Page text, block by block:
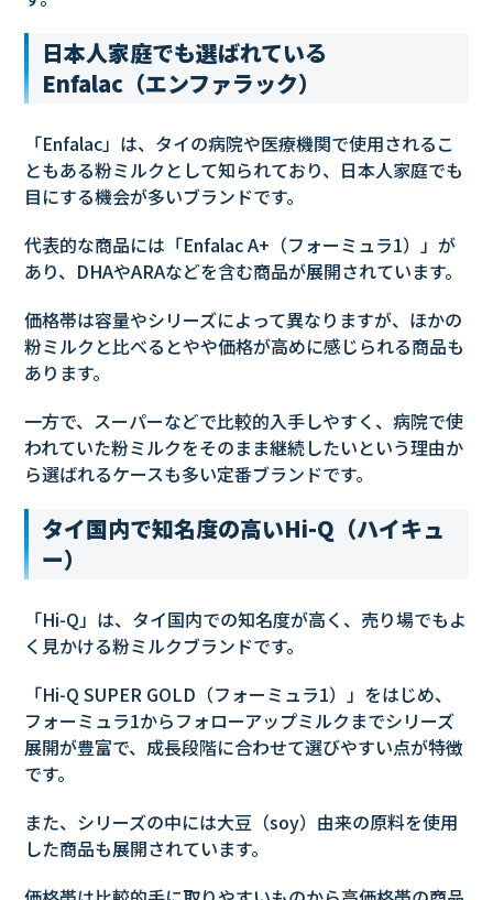
日本人家庭でも選ばれている
Enfalac（エンファラック）
「Enfalac」は、タイの病院や医療機関で使用されるこ
ともある粉ミルクとして知られており、日本人家庭でも
目にする機会が多いブランドです。
代表的な商品には「Enfalac A+（フォーミュラ1）」が
あり、DHAやARAなどを含む商品が展開されています。
価格帯は容量やシリーズによって異なりますが、ほかの
粉ミルクと比べるとやや価格が高めに感じられる商品も
あります。
一方で、スーパーなどで比較的入手しやすく、病院で使
われていた粉ミルクをそのまま継続したいという理由か
ら選ばれるケースも多い定番ブランドです。
タイ国内で知名度の高いHi-Q（ハイキュ
ー）
「Hi-Q」は、タイ国内での知名度が高く、売り場でもよ
く見かける粉ミルクブランドです。
「Hi-Q SUPER GOLD（フォーミュラ1）」をはじめ、
フォーミュラ1からフォローアップミルクまでシリーズ
展開が豊富で、成長段階に合わせて選びやすい点が特徴
です。
また、シリーズの中には大豆（soy）由来の原料を使用
した商品も展開されています。